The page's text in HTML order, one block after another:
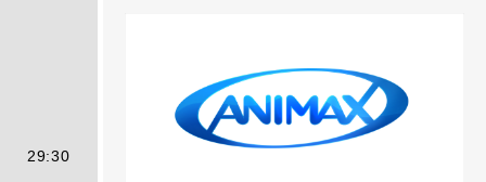
29:30